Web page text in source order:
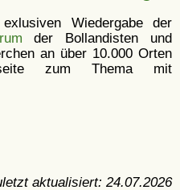
Wiedergabe der
der Bollandisten und
an über 10.000 Orten
zum Thema mit
aktualisiert: 24.07.2026